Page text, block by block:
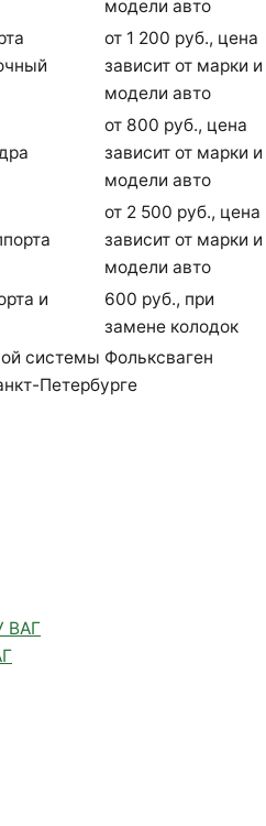
модели авто
от 1 200 руб., цена
зависит от марки и
модели авто
от 800 руб., цена
зависит от марки и
модели авто
от 2 500 руб., цена
зависит от марки и
модели авто
и
600 руб., при
замене колодок
Петербурге
ВАГ